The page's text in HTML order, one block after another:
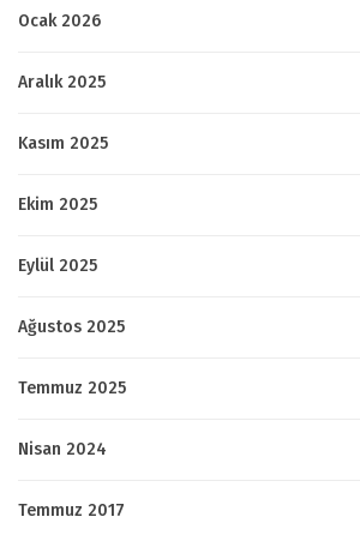
Ocak 2026
Aralık 2025
Kasım 2025
Ekim 2025
Eylül 2025
Ağustos 2025
Temmuz 2025
Nisan 2024
Temmuz 2017